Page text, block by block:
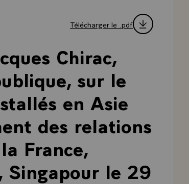
Télécharger le .pdf
Chirac,
sur le
en Asie
des relations
France,
le 29